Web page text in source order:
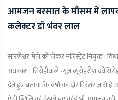
आमजन बरसात के मौसम में
कलेक्टर डॉ भंवर लाल
सारणेश्वर मेले को लेकर मजिस्ट्रेट नियुक्त।
अवकाश। सिरोहीवाले न्यूज ब्यूरोहरीश
देते हुए बताया कि वर्षा का दौर निरंतर जारी